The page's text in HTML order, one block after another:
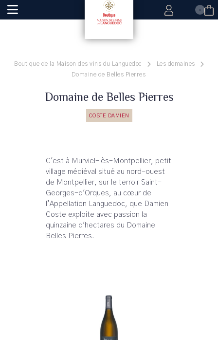
0
Boutique de la Maison des vins du Languedoc
Les domaines
Domaine de Belles Pierres
Domaine de Belles Pierres
COSTE DAMIEN
C'est à Murviel-lès-Montpellier, petit
village médiéval situé au nord-ouest
de Montpellier, sur le terroir Saint-
Georges-d'Orques, au cœur de
l’Appellation Languedoc, que Damien
Coste exploite avec passion la
quinzaine d'hectares du Domaine
Belles Pierres.